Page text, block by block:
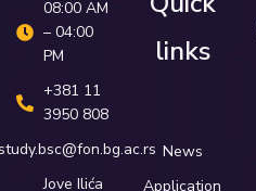
08:00 AM
– 04:00
PM
+381 11
3950 808
Јove Ilića
links
News
Application